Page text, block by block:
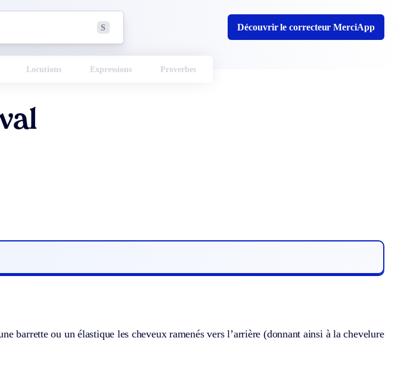
S Découvrir le correcteur MerciApp
Locutions Expressions Proverbes
barrette ou un élastique les cheveux ramenés vers l’arrière (donnant ainsi à la chevelure